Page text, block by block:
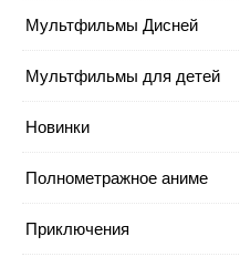
Мультфильмы Дисней
Мультфильмы для детей
Новинки
Полнометражное аниме
Приключения